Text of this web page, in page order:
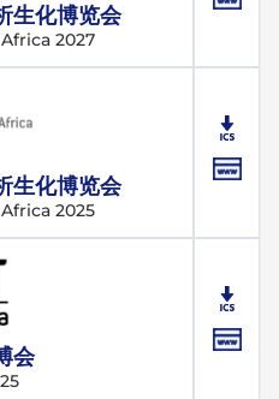
生化博览会
2027
生化博览会
2025
会